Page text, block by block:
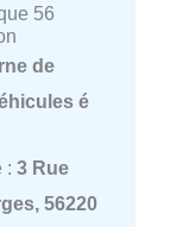
56
de
é
: 3 Rue
56220